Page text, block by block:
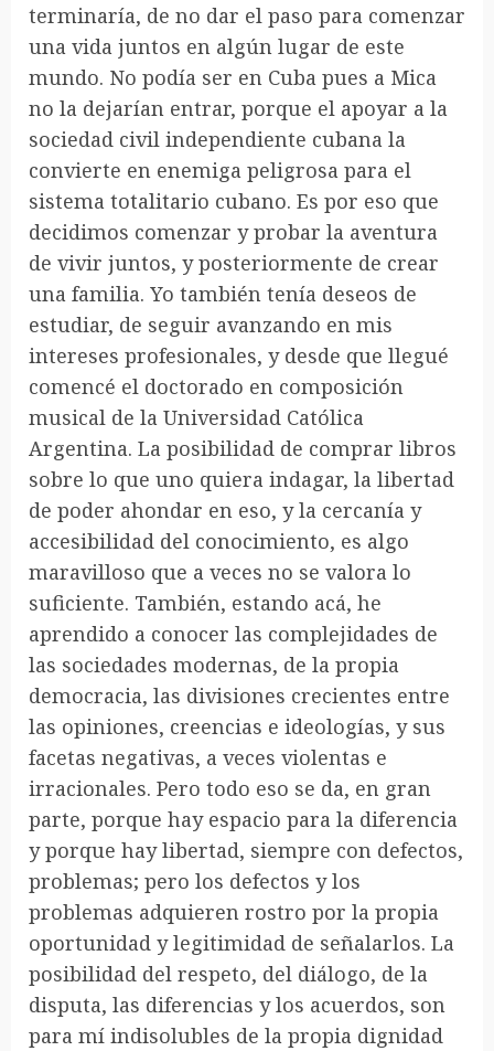
terminaría, de no dar el paso para comenzar
una vida juntos en algún lugar de este
mundo. No podía ser en Cuba pues a Mica
no la dejarían entrar, porque el apoyar a la
sociedad civil independiente cubana la
convierte en enemiga peligrosa para el
sistema totalitario cubano. Es por eso que
decidimos comenzar y probar la aventura
de vivir juntos, y posteriormente de crear
una familia. Yo también tenía deseos de
estudiar, de seguir avanzando en mis
intereses profesionales, y desde que llegué
comencé el doctorado en composición
musical de la Universidad Católica
Argentina. La posibilidad de comprar libros
sobre lo que uno quiera indagar, la libertad
de poder ahondar en eso, y la cercanía y
accesibilidad del conocimiento, es algo
maravilloso que a veces no se valora lo
suficiente. También, estando acá, he
aprendido a conocer las complejidades de
las sociedades modernas, de la propia
democracia, las divisiones crecientes entre
las opiniones, creencias e ideologías, y sus
facetas negativas, a veces violentas e
irracionales. Pero todo eso se da, en gran
parte, porque hay espacio para la diferencia
y porque hay libertad, siempre con defectos,
problemas; pero los defectos y los
problemas adquieren rostro por la propia
oportunidad y legitimidad de señalarlos. La
posibilidad del respeto, del diálogo, de la
disputa, las diferencias y los acuerdos, son
para mí indisolubles de la propia dignidad